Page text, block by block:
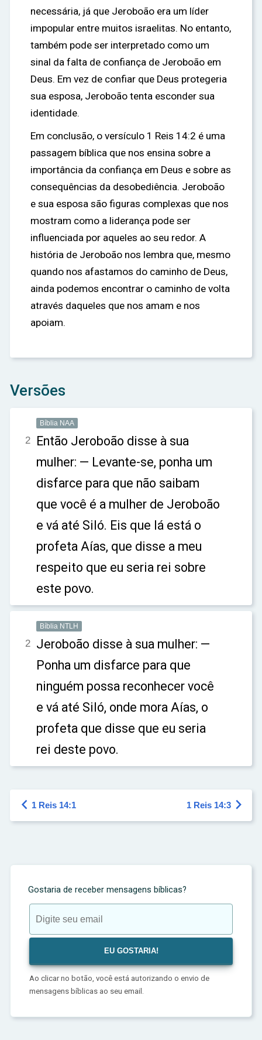
necessária, já que Jeroboão era um líder
impopular entre muitos israelitas. No entanto,
também pode ser interpretado como um
sinal da falta de confiança de Jeroboão em
Deus. Em vez de confiar que Deus protegeria
sua esposa, Jeroboão tenta esconder sua
identidade.
Em conclusão, o versículo 1 Reis 14:2 é uma
passagem bíblica que nos ensina sobre a
importância da confiança em Deus e sobre as
consequências da desobediência. Jeroboão
e sua esposa são figuras complexas que nos
mostram como a liderança pode ser
influenciada por aqueles ao seu redor. A
história de Jeroboão nos lembra que, mesmo
quando nos afastamos do caminho de Deus,
ainda podemos encontrar o caminho de volta
através daqueles que nos amam e nos
apoiam.
Versões
Bíblia NAA
2 Então Jeroboão disse à sua
mulher: — Levante-se, ponha um
disfarce para que não saibam
que você é a mulher de Jeroboão
e vá até Siló. Eis que lá está o
profeta Aías, que disse a meu
respeito que eu seria rei sobre
este povo.
Bíblia NTLH
2 Jeroboão disse à sua mulher: —
Ponha um disfarce para que
ninguém possa reconhecer você
e vá até Siló, onde mora Aías, o
profeta que disse que eu seria
rei deste povo.
 1 Reis 14:1 1 Reis 14:3 
Gostaria de receber mensagens bíblicas?
Ao clicar no botão, você está autorizando o envio de
mensagens bíblicas ao seu email.